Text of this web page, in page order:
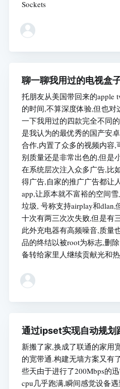
Sockets
聊一聊我用过的电视盒
托朋友从美国带回来的apple
的时间,不算深度体验,但也
一下我用过的四款完全不同
是我认为的最优秀的国产安
合作,内置了众多的视频内容,
别质量还是非常出色的,但是
在系统层次注入众多广告,比
得广告,自家的推广广告都让
app,让原本就不富裕的空间
垃圾, 号称支持airplay和dlan,
十次有两三次次失败,但是有
此外充电器有高频噪音,质量
品的终结以被root为标志,删
备转给家里人继续贡献光和
通过ipset实现自动规划
新搬了家,换成了联通的家用
的宽带通.构建无墙方案又有
些天由于进行了200Mbps的
cpu几乎跑满,瞬间感觉设备